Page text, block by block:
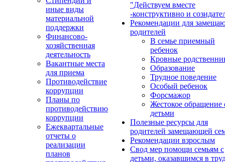
иные виды
материальной
поддержки
Финансово-
хозяйственная
деятельность
Вакантные места
для приема
Противодействие
коррупции
Планы по
противодействию
коррупции
Ежеквартальные
отчеты о
реализации
планов
"Действуем вместе
-конструктивно и
Рекомендации для
родителей
В семье приемный
ребенок
Кровные
Образование
Трудное поведение
Особый ребенок
Форсмажор
Жестокое обращение
детьми
Полезные ресурсы для
родителей замещающей
Рекомендации взрослым
Свод мер помощи семьям с
детьми, оказавшимся в